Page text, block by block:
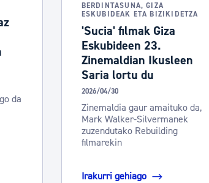
da
BERDINTASUNA, GIZA
ESKUBIDEAK ETA BIZIKIDETZA
'Sucia' filmak Giza
Eskubideen 23.
Zinemaldian Ikusleen
Saria lortu du
2026/04/30
Zinemaldia gaur amaituko da,
Mark Walker-Silvermanek
zuzendutako Rebuilding
filmarekin
Irakurri gehiago